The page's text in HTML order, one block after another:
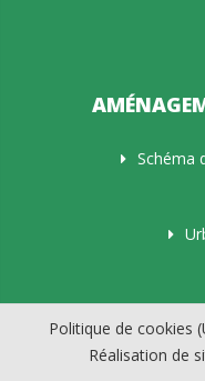
Schéma
Politique de cookies
Réalisation de